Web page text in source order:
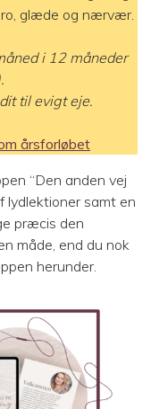
ro, glæde og nærvær.
i 12 måneder
til evigt eje.
årsforløbet
“Den anden vej
lydlektioner samt en
præcis den
måde, end du nok
herunder.